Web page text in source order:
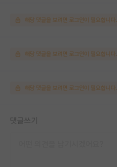
해당 댓글을 보려면 로그인이 필요합니다.
해당 댓글을 보려면 로그인이 필요합니다.
해당 댓글을 보려면 로그인이 필요합니다.
댓글쓰기